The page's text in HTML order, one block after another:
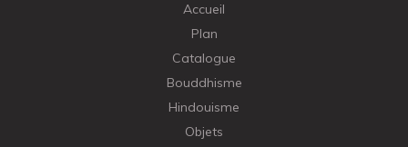
Accueil
Plan
Catalogue
Bouddhisme
Hindouisme
Objets